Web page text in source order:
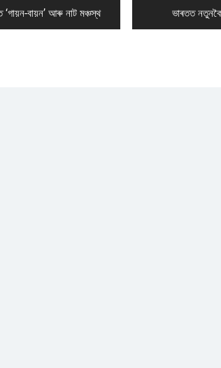
‘গায়ন-বায়ন’ আৰু নাট মঞ্চস্থ
Next
post:
ভাৰতত